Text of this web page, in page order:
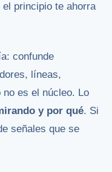
principio te ahorra
confunde
líneas,
es el núcleo. Lo
y por qué. Si
señales que se